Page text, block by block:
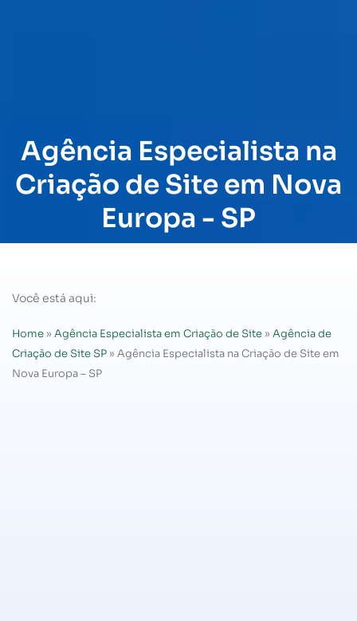
Agência Especialista na
Criação de Site em Nova
Europa - SP
Você está aqui:
Home » Agência Especialista em Criação de Site » Agência de
Criação de Site SP » Agência Especialista na Criação de Site em
Nova Europa – SP